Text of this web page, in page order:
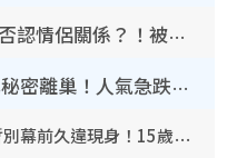
葉蒨文拍拖一周年親自否認情侶關係？！被質疑感情造假竟稱GM「普通同事」
30歲男藝人低調宣布已秘密離巢！人氣急跌變失蹤人口︰「這幾年過得並不容易」
《愛回家》童星Philip仔暫別幕前久違現身！15歲近況暴風長高蛻變帥氣少男